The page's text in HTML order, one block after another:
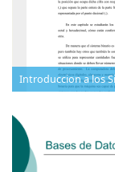
Introduccion a los